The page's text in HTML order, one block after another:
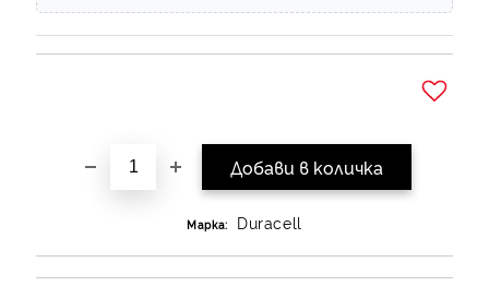
Марка: Duracell